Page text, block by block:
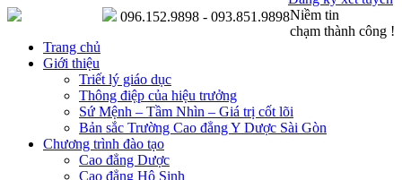
Niềm tin
chạm thành công !
096.152.9898 - 093.851.9898
Trang chủ
Giới thiệu
Triết lý giáo dục
Thông điệp của hiệu trưởng
Sứ Mệnh – Tầm Nhìn – Giá trị cốt lõi
Bản sắc Trường Cao đẳng Y Dược Sài Gòn
Chương trình đào tạo
Cao đẳng Dược
Cao đẳng Hộ Sinh